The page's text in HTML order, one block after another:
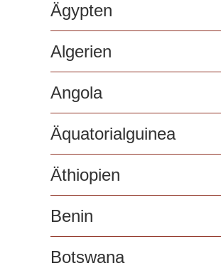
Ägypten
Algerien
Angola
Äquatorialguinea
Äthiopien
Benin
Botswana